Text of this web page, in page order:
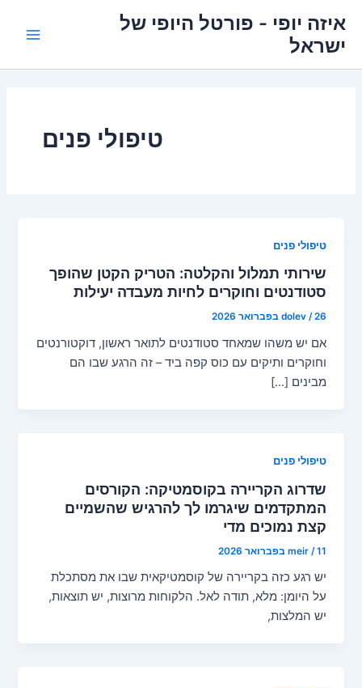
לתוכןאיזה יופי - פורטל היופי של
ישראל
טיפולי פנים
טיפולי פנים
שירותי תמלול והקלטה: הטריק הקטן שהופך
סטודנטים וחוקרים לחיות מעבדה יעילות
dolev /26 בפברואר 2026
אם יש משהו שמאחד סטודנטים לתואר ראשון, דוקטורנטים
וחוקרים ותיקים עם כוס קפה ביד – זה הרגע שבו הם
מבינים […]
טיפולי פנים
שדרוג הקריירה בקוסמטיקה: הקורסים
המתקדמים שיגרמו לך להרגיש שהשמיים
קצת נמוכים מדי
meir /11 בפברואר 2026
יש רגע כזה בקריירה של קוסמטיקאית שבו את מסתכלת
על היומן: מלא, תודה לאל. הלקוחות מרוצות, יש תוצאות,
יש המלצות,